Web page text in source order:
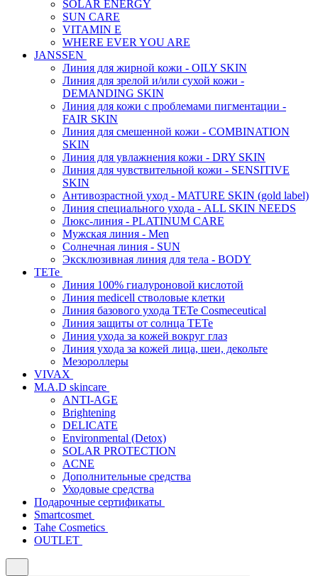
SOLAR ENERGY
SUN CARE
VITAMIN E
WHERE EVER YOU ARE
JANSSEN
Линия для жирной кожи - OILY SKIN
Линия для зрелой и/или сухой кожи -
DEMANDING SKIN
Линия для кожи с проблемами пигментации -
FAIR SKIN
Линия для смешенной кожи - COMBINATION
SKIN
Линия для увлажнения кожи - DRY SKIN
Линия для чувствительной кожи - SENSITIVE
SKIN
Антивозрастной уход - MATURE SKIN (gold label)
Линия специального ухода - ALL SKIN NEEDS
Люкс-линия - PLATINUM CARE
Мужская линия - Men
Солнечная линия - SUN
Эксклюзивная линия для тела - BODY
TETe
Линия 100% гиалуроновой кислотой
Линия medicell стволовые клетки
Линия базового ухода TETe Cosmeceutical
Линия защиты от солнца TETe
Линия ухода за кожей вокруг глаз
Линия ухода за кожей лица, шеи, декольте
Мезороллеры
VIVAX
M.A.D skincare
ANTI-AGE
Brightening
DELICATE
Environmental (Detox)
SOLAR PROTECTION
АCNE
Дополнительные средства
Уходовые средства
Подарочные сертификаты
Smartcosmet
Tahe Cosmetics
OUTLET